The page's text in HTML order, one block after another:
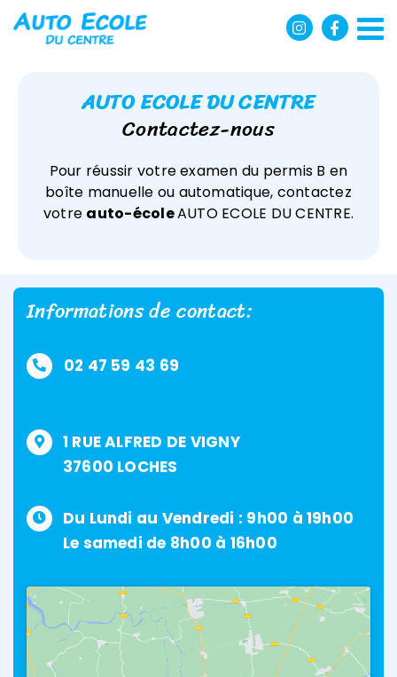
Passer
au
contenu
AUTO ECOLE DU CENTRE
Contactez-nous
Pour réussir votre examen du permis B en
boîte manuelle ou automatique, contactez
votre auto-écoleAUTO ECOLE DU CENTRE.
Informations de contact:
02 47 59 43 69
1 RUE ALFRED DE VIGNY
37600 LOCHES
Du Lundi au Vendredi : 9h00 à 19h00
Le samedi de 8h00 à 16h00